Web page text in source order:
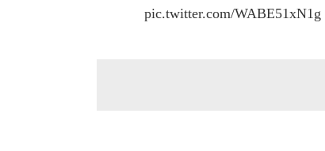
pic.twitter.com/WABE51xN1g